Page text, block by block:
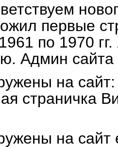
первые
по 1970
Админ сайта
на
страничка
на